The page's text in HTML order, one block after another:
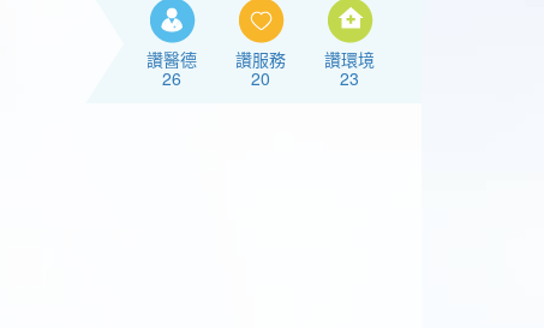
讚醫德
26
讚服務
20
讚環境
23